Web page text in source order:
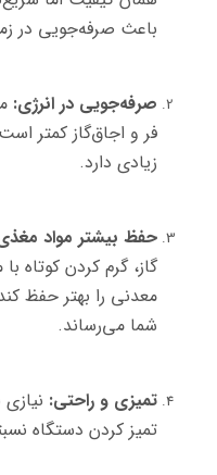
باعث صرفه‌جویی در
صرفه‌جویی در انرژی:
فر و اجاق‌گاز کمتر
زیادی دارد.
حفظ بیشتر مواد
گاز، گرم کردن کوتاه
معدنی را بهتر حفظ
شما می‌رساند.
تمیزی و راحتی:
تمیز کردن دستگاه